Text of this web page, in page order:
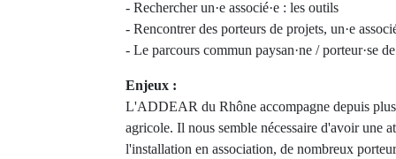
- Rechercher un·e associé·e : les outils
- Rencontrer des porteurs de projets, un·e
- Le parcours commun paysan·ne / porteur·se
Enjeux :
L'ADDEAR du Rhône accompagne depuis
agricole. Il nous semble nécessaire d'avoir une
l'installation en association, de nombreux